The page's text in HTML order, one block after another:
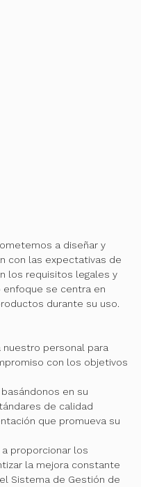
a diseñar y
con las expectativas de
los requisitos legales y
enfoque se centra en
durante su uso.
nuestro personal para
con los objetivos
en su
de calidad
que promueva su
proporcionar los
la mejora constante
Sistema de Gestión de